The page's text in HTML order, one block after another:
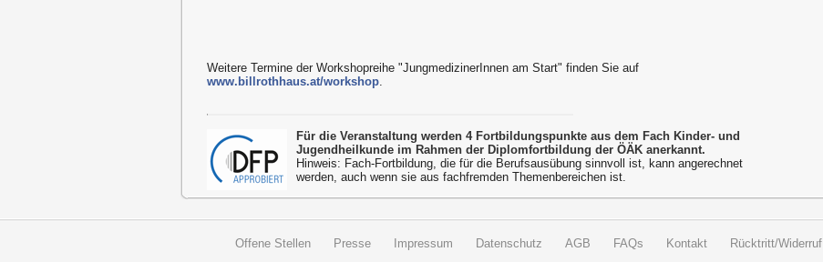
Weitere Termine der Workshopreihe "JungmedizinerInnen am Start" finden Sie auf
www.billrothhaus.at/workshop.
Für die Veranstaltung werden 4 Fortbildungspunkte aus dem Fach Kinder- und
Jugendheilkunde im Rahmen der Diplomfortbildung der ÖÄK anerkannt.
Hinweis: Fach-Fortbildung, die für die Berufsausübung sinnvoll ist, kann angerechnet
werden, auch wenn sie aus fachfremden Themenbereichen ist.
Offene Stellen Presse Impressum Datenschutz AGB FAQs Kontakt Rücktritt/Widerruf